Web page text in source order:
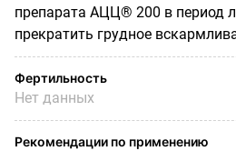
препарата АЦЦ® 200 в период
прекратить грудное
Фертильность
Нет данных
Рекомендации по применению